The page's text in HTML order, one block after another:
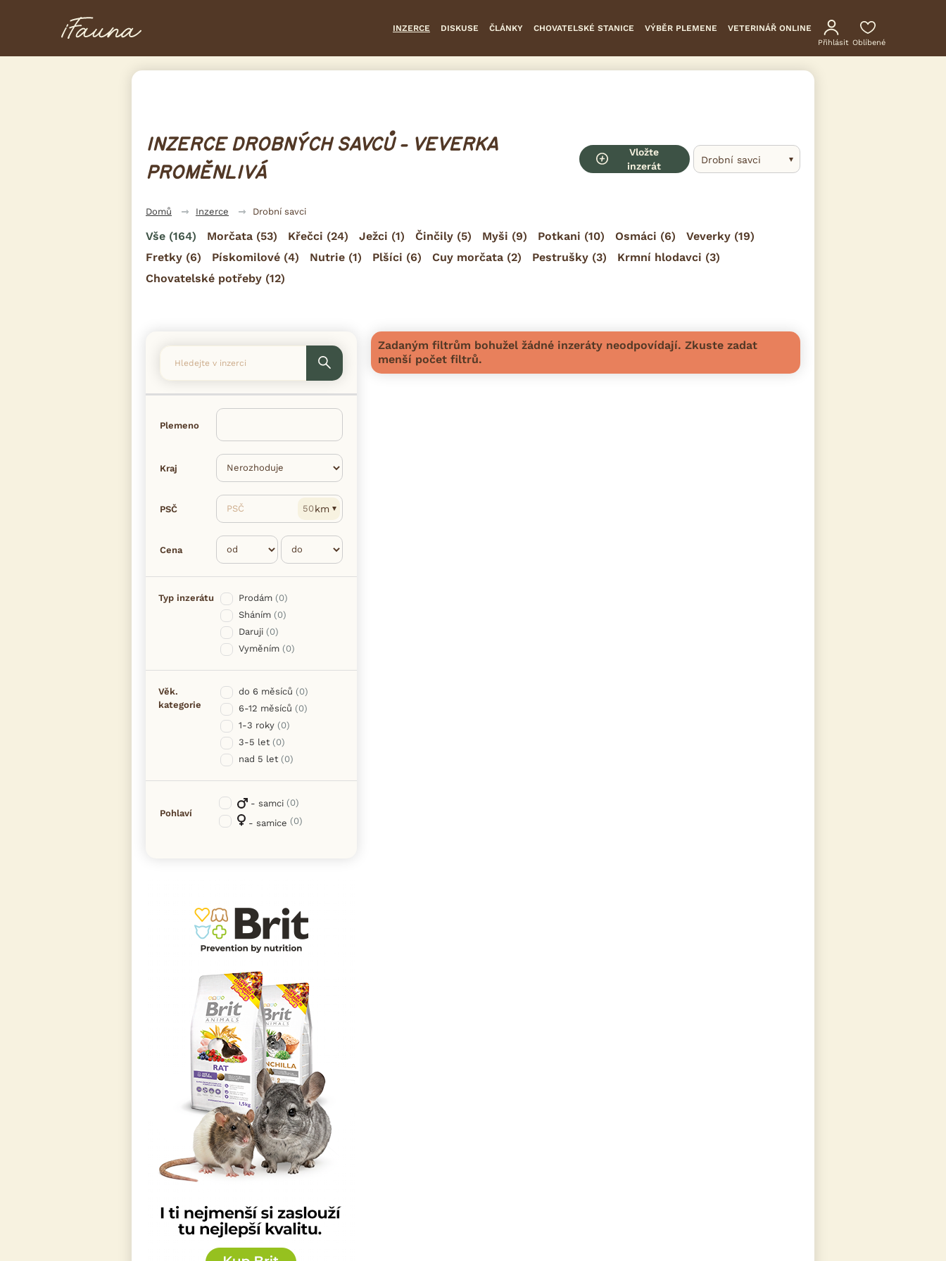
INZERCE DISKUSE ČLÁNKY CHOVATELSKÉ STANICE VÝBĚR PLEMENE VETERINÁŘ ONLINE
Přihlásit Oblíbené
INZERCE DROBNÝCH SAVCŮ - VEVERKA
PROMĚNLIVÁ
Vložte
inzerát
Drobní savci
Domů Inzerce Drobní savci
Vše (164) Morčata (53) Křečci (24) Ježci (1) Činčily (5) Myši (9) Potkani (10) Osmáci (6) Veverky (19)
Fretky (6) Pískomilové (4) Nutrie (1) Plšíci (6) Cuy morčata (2) Pestrušky (3) Krmní hlodavci (3)
Chovatelské potřeby (12)
Plemeno
Kraj
PSČ PSČ km
Cena
Typ inzerátu Prodám (0)
Sháním (0)
Daruji (0)
Vyměním (0)
Věk.
kategorie
do 6 měsíců (0)
6-12 měsíců (0)
1-3 roky (0)
3-5 let (0)
nad 5 let (0)
Pohlaví
- samci (0)
- samice (0)
Zadaným filtrům bohužel žádné inzeráty neodpovídají. Zkuste zadat
menší počet filtrů.